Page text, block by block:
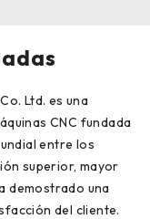
Ltd. es una
CNC fundada
entre los
superior, mayor
demostrado una
del cliente.